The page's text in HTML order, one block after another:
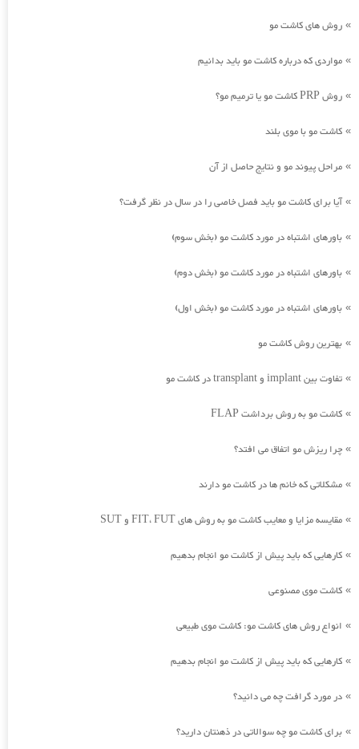
» روش های کاشت مو
» مواردی که درباره کاشت مو باید بدانیم
» روش PRP کاشت مو یا ترمیم مو؟
» کاشت مو با موی بلند
» مراحل پیوند مو و نتایج حاصل از آن
»آیا برای کاشت مو باید فصل خاصی را در سال در نظر گرفت؟
» باورهای اشتباه در مورد کاشت مو (بخش سوم)
» باورهای اشتباه در مورد کاشت مو (بخش دوم)
» باورهای اشتباه در مورد کاشت مو (بخش اول)
» بهترین روش کاشت مو
» تفاوت بین implant و transplant در کاشت مو
» کاشت مو به روش برداشت FLAP
» چرا ریزش مو اتفاق می افتد؟
» مشکلاتی که خانم ها در کاشت مو دارند
» مقایسه مزایا و معایب کاشت مو به روش های FIT، FUT و SUT
» کارهایی که باید پیش از کاشت مو انجام بدهیم
» کاشت موی مصنوعی
» انواع روش های کاشت مو: کاشت موی طبیعی
» کارهایی که باید پیش از کاشت مو انجام بدهیم
» در مورد گرافت چه می دانید؟
» برای کاشت مو چه سوالاتی در ذهنتان دارید؟